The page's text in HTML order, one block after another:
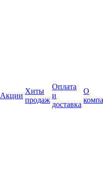
Акции
Хиты
продаж
Оплата
и
доставка
О